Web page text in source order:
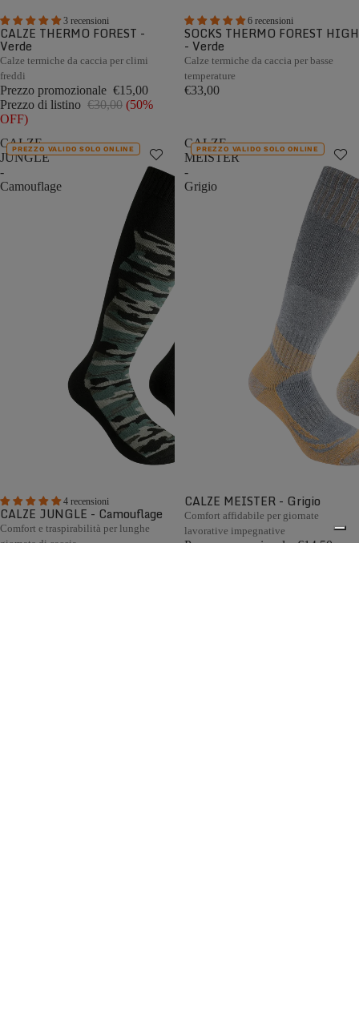
3 recensioni
CALZE THERMO FOREST -
Verde
Calze termiche da caccia per climi
freddi
Prezzo promozionale €15,00
Prezzo di listino €30,00 (50%
OFF)
6 recensioni
SOCKS THERMO FOREST HIGH
- Verde
Calze termiche da caccia per basse
temperature
€33,00
CALZE
JUNGLE
-
Camouflage
4 recensioni
PREZZO VALIDO SOLO ONLINE
CALZE JUNGLE - Camouflage
Comfort e traspirabilità per lunghe
giornate di caccia
CALZE
MEISTER
-
Grigio
PREZZO VALIDO SOLO ONLINE
CALZE MEISTER - Grigio
Comfort affidabile per giornate
lavorative impegnative
Prezzo promozionale €14,50